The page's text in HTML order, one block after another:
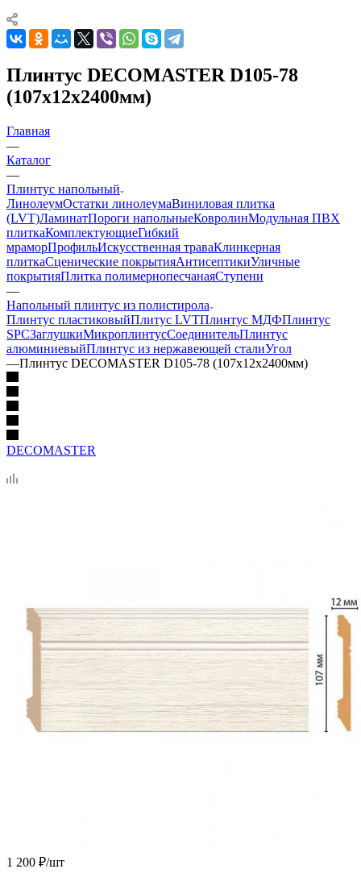
Плинтус DECOMASTER D105-78
(107х12х2400мм)
Главная
—
Каталог
—
Плинтус напольный
ЛинолеумОстатки линолеумаВиниловая плитка
(LVT)ЛаминатПороги напольныеКовролинМодульная ПВХ
плиткаКомплектующиеГибкий
мраморПрофильИскусственная траваКлинкерная
плиткаСценические покрытияАнтисептикиУличные
покрытияПлитка полимернопесчанаяСтупени
—
Напольный плинтус из полистирола
Плинтус пластиковыйПлитус LVTПлинтус МДФПлинтус
SPCЗаглушкиМикроплинтусСоединительПлинтус
алюминиевыйПлинтус из нержавеющей сталиУгол
—Плинтус DECOMASTER D105-78 (107х12х2400мм)
DECOMASTER
1 200 ₽/шт